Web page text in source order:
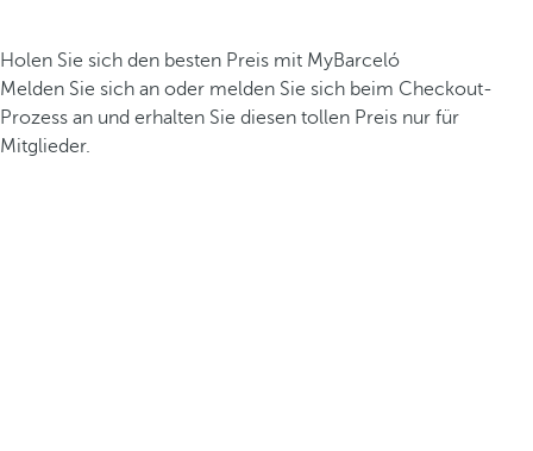
Holen Sie sich den besten Preis mit MyBarceló
Melden Sie sich an oder melden Sie sich beim Checkout-
Prozess an und erhalten Sie diesen tollen Preis nur für
Mitglieder.